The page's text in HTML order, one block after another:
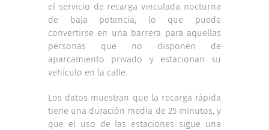
el servicio de recarga vinculada nocturna
de baja potencia, lo que puede
convertirse en una barrera para aquellas
personas que no disponen de
aparcamiento privado y estacionan su
vehículo en la calle.
Los datos muestran que la recarga rápida
tiene una duración media de 25 minutos, y
que el uso de las estaciones sigue una